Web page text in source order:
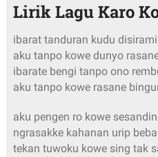
Lirik Lagu Karo
ibarat tanduran kudu disirami
aku tanpo kowe dunyo
ibarate bengi tanpo ono
aku tanpo kowe rasane
aku pengen ro kowe
ngrasakke kahanan urip
tekan tuwoku kowe sing tak